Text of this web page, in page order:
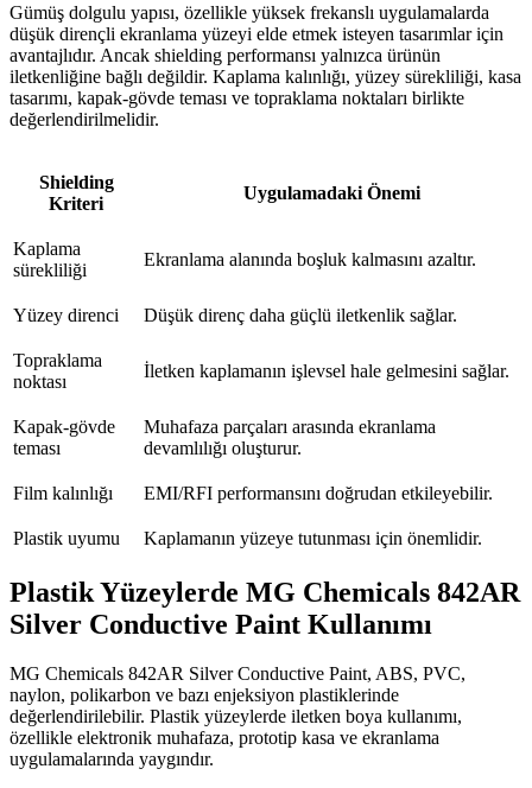
Gümüş dolgulu yapısı, özellikle yüksek frekanslı uygulamalarda
düşük dirençli ekranlama yüzeyi elde etmek isteyen tasarımlar için
avantajlıdır. Ancak shielding performansı yalnızca ürünün
iletkenliğine bağlı değildir. Kaplama kalınlığı, yüzey sürekliliği, kasa
tasarımı, kapak-gövde teması ve topraklama noktaları birlikte
değerlendirilmelidir.
Shielding
Kriteri
Uygulamadaki Önemi
Kaplama
sürekliliği
Ekranlama alanında boşluk kalmasını azaltır.
Yüzey direnci Düşük direnç daha güçlü iletkenlik sağlar.
Topraklama
noktası
İletken kaplamanın işlevsel hale gelmesini sağlar.
Kapak-gövde
teması
Muhafaza parçaları arasında ekranlama
devamlılığı oluşturur.
Film kalınlığı EMI/RFI performansını doğrudan etkileyebilir.
Plastik uyumu Kaplamanın yüzeye tutunması için önemlidir.
Plastik Yüzeylerde MG Chemicals 842AR
Silver Conductive Paint Kullanımı
MG Chemicals 842AR Silver Conductive Paint, ABS, PVC,
naylon, polikarbon ve bazı enjeksiyon plastiklerinde
değerlendirilebilir. Plastik yüzeylerde iletken boya kullanımı,
özellikle elektronik muhafaza, prototip kasa ve ekranlama
uygulamalarında yaygındır.